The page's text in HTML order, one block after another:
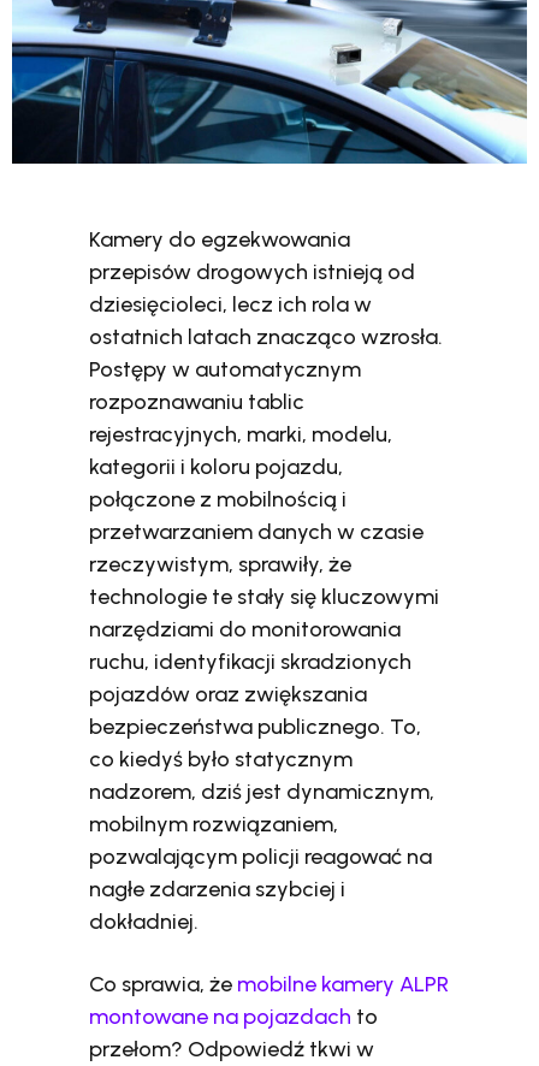
Kamery do egzekwowania
przepisów drogowych istnieją od
dziesięcioleci, lecz ich rola w
ostatnich latach znacząco wzrosła.
Postępy w automatycznym
rozpoznawaniu tablic
rejestracyjnych, marki, modelu,
kategorii i koloru pojazdu,
połączone z mobilnością i
przetwarzaniem danych w czasie
rzeczywistym, sprawiły, że
technologie te stały się kluczowymi
narzędziami do monitorowania
ruchu, identyfikacji skradzionych
pojazdów oraz zwiększania
bezpieczeństwa publicznego. To,
co kiedyś było statycznym
nadzorem, dziś jest dynamicznym,
mobilnym rozwiązaniem,
pozwalającym policji reagować na
nagłe zdarzenia szybciej i
dokładniej.
Co sprawia, że mobilne kamery ALPR
montowane na pojazdach to
przełom? Odpowiedź tkwi w